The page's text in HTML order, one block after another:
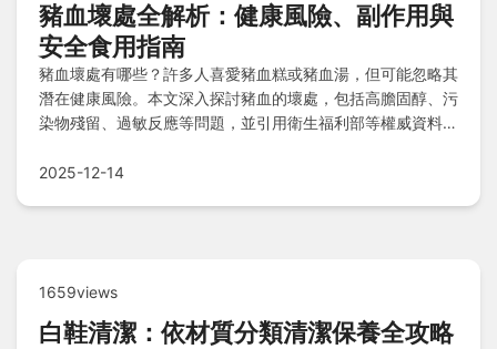
豬血壞處全解析：健康風險、副作用與
安全食用指南
豬血壞處有哪些？許多人喜愛豬血糕或豬血湯，但可能忽略其
潛在健康風險。本文深入探討豬血的壞處，包括高膽固醇、污
染物殘留、過敏反應等問題，並引用衛生福利部等權威資料，
害？閱讀本文，全面掌握豬血壞處的真相，幫助你做出明智飲
2025-12-14
1659views
白鞋清潔：依材質分類清潔保養全攻略